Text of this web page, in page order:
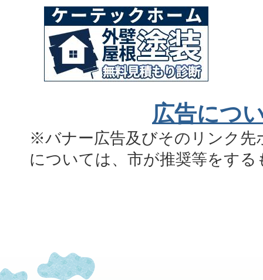
広告につ
※バナー広告及びそのリンク先
については、市が推奨等をす